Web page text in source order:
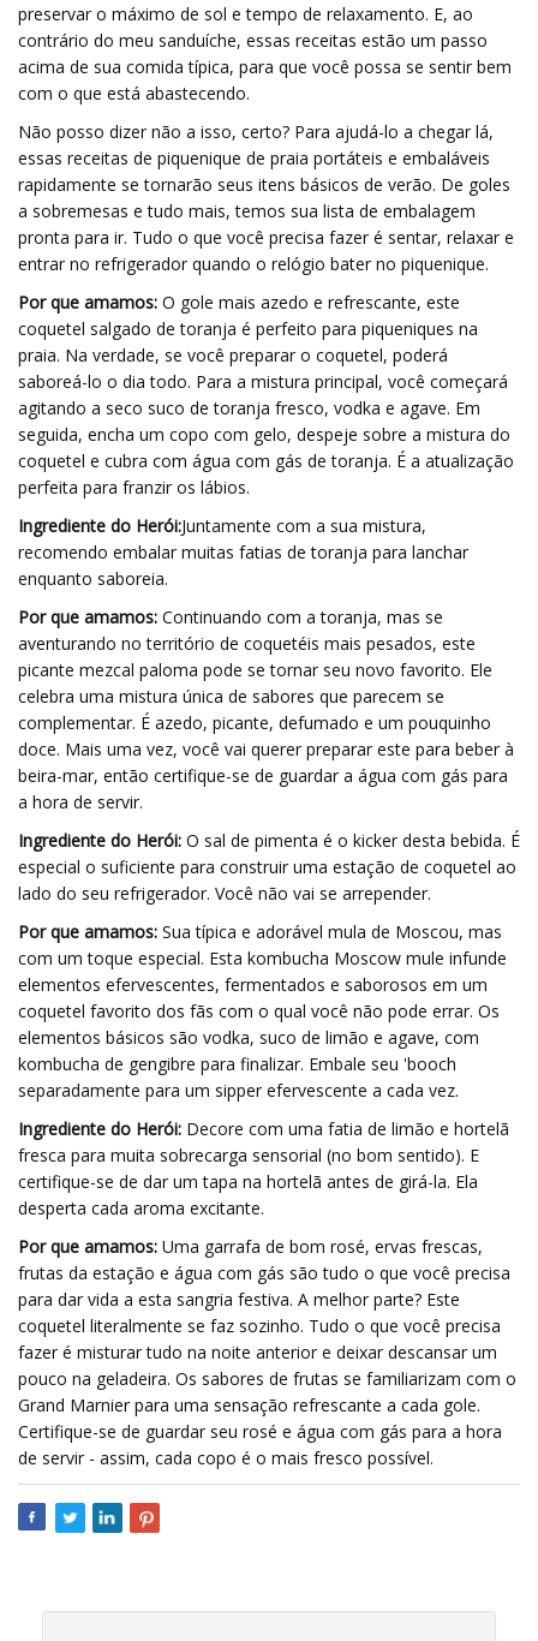
preservar o máximo de sol e tempo de relaxamento. E, ao
contrário do meu sanduíche, essas receitas estão um passo
acima de sua comida típica, para que você possa se sentir bem
com o que está abastecendo.
Não posso dizer não a isso, certo? Para ajudá-lo a chegar lá,
essas receitas de piquenique de praia portáteis e embaláveis ​​
rapidamente se tornarão seus itens básicos de verão. De goles
a sobremesas e tudo mais, temos sua lista de embalagem
pronta para ir. Tudo o que você precisa fazer é sentar, relaxar e
entrar no refrigerador quando o relógio bater no piquenique.
Por que amamos: O gole mais azedo e refrescante, este
coquetel salgado de toranja é perfeito para piqueniques na
praia. Na verdade, se você preparar o coquetel, poderá
saboreá-lo o dia todo. Para a mistura principal, você começará
agitando a seco suco de toranja fresco, vodka e agave. Em
seguida, encha um copo com gelo, despeje sobre a mistura do
coquetel e cubra com água com gás de toranja. É a atualização
perfeita para franzir os lábios.
Ingrediente do Herói:Juntamente com a sua mistura,
recomendo embalar muitas fatias de toranja para lanchar
enquanto saboreia.
Por que amamos: Continuando com a toranja, mas se
aventurando no território de coquetéis mais pesados, este
picante mezcal paloma pode se tornar seu novo favorito. Ele
celebra uma mistura única de sabores que parecem se
complementar. É azedo, picante, defumado e um pouquinho
doce. Mais uma vez, você vai querer preparar este para beber à
beira-mar, então certifique-se de guardar a água com gás para
a hora de servir.
Ingrediente do Herói: O sal de pimenta é o kicker desta bebida. É
especial o suficiente para construir uma estação de coquetel ao
lado do seu refrigerador. Você não vai se arrepender.
Por que amamos: Sua típica e adorável mula de Moscou, mas
com um toque especial. Esta kombucha Moscow mule infunde
elementos efervescentes, fermentados e saborosos em um
coquetel favorito dos fãs com o qual você não pode errar. Os
elementos básicos são vodka, suco de limão e agave, com
kombucha de gengibre para finalizar. Embale seu 'booch
separadamente para um sipper efervescente a cada vez.
Ingrediente do Herói: Decore com uma fatia de limão e hortelã
fresca para muita sobrecarga sensorial (no bom sentido). E
certifique-se de dar um tapa na hortelã antes de girá-la. Ela
desperta cada aroma excitante.
Por que amamos: Uma garrafa de bom rosé, ervas frescas,
frutas da estação e água com gás são tudo o que você precisa
para dar vida a esta sangria festiva. A melhor parte? Este
coquetel literalmente se faz sozinho. Tudo o que você precisa
fazer é misturar tudo na noite anterior e deixar descansar um
pouco na geladeira. Os sabores de frutas se familiarizam com o
Grand Marnier para uma sensação refrescante a cada gole.
Certifique-se de guardar seu rosé e água com gás para a hora
de servir - assim, cada copo é o mais fresco possível.